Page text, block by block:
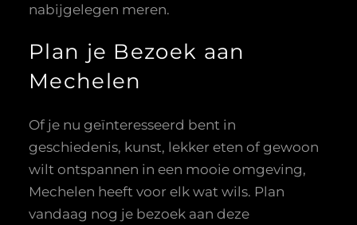
nabijgelegen meren.
Plan je Bezoek aan
Mechelen
Of je nu geïnteresseerd bent in
geschiedenis, kunst, lekker eten of gewoon
wilt ontspannen in een mooie omgeving,
Mechelen heeft voor elk wat wils. Plan
vandaag nog je bezoek aan deze